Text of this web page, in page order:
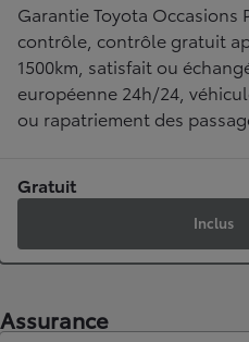
Garantie Toyota Occasions
contrôle, contrôle gratuit
1500km, satisfait ou
européenne 24h/24,
ou rapatriement des
Gratuit
Inclus
Assurance